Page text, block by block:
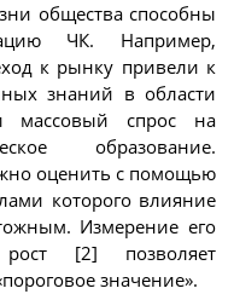
общества способны
ЧК. Например,
к рынку привели к
знаний в области
массовый спрос на
образование.
оценить с помощью
которого влияние
Измерение его
[2] позволяет
значение».